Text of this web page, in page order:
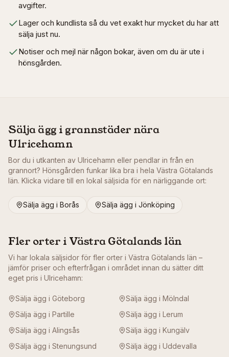
avgifter.
Lager och kundlista så du vet exakt hur mycket du har att
sälja just nu.
Notiser och mejl när någon bokar, även om du är ute i
hönsgården.
Sälja ägg i grannstäder nära
Ulricehamn
Bor du i utkanten av Ulricehamn eller pendlar in från en
grannort? Hönsgården funkar lika bra i hela Västra Götalands
län. Klicka vidare till en lokal säljsida för en närliggande ort:
Sälja ägg i Borås Sälja ägg i Jönköping
Fler orter i Västra Götalands län
Vi har lokala säljsidor för fler orter i Västra Götalands län –
jämför priser och efterfrågan i området innan du sätter ditt
eget pris i Ulricehamn:
Sälja ägg i Göteborg Sälja ägg i Mölndal
Sälja ägg i Partille Sälja ägg i Lerum
Sälja ägg i Alingsås Sälja ägg i Kungälv
Sälja ägg i Stenungsund Sälja ägg i Uddevalla